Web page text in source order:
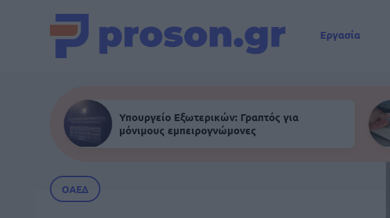
Εργασία
Υπουργείο Εξωτερικών: Γραπτός για
μόνιμους εμπειρογνώμονες
ΟΑΕΔ